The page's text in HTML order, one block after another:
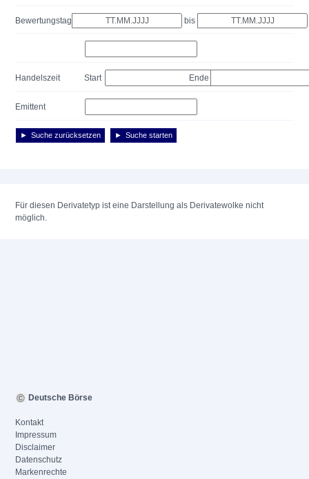
Bewertungstag bis
Handelszeit Start Ende
Emittent
Suche zurücksetzen Suche starten
Für diesen Derivatetyp ist eine Darstellung als Derivatewolke nicht
möglich.
Deutsche Börse
Kontakt
Impressum
Disclaimer
Datenschutz
Markenrechte